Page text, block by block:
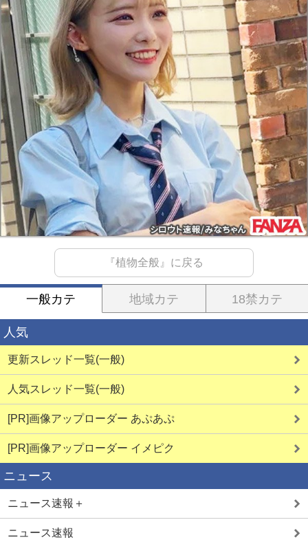
『植物全般』に戻る
一般カテ 地域カテ 18禁カテ
人気
更新スレッド一覧(一般)
人気スレッド一覧(一般)
[PR]画像アップローダー あぷあぷ
[PR]画像アップローダー イメピク
ニュース
ニュース速報＋
ニュース速報